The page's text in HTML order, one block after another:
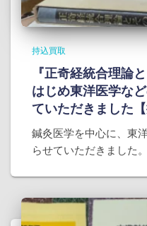
持込買取
『正奇経統合理論
はじめ東洋医学な
ていただきました【
鍼灸医学を中心に、東
らせていただきました。